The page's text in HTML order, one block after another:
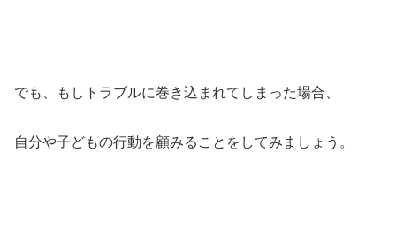
でも、もしトラブルに巻き込まれてしまった場合、
自分や子どもの行動を顧みることをしてみましょう。